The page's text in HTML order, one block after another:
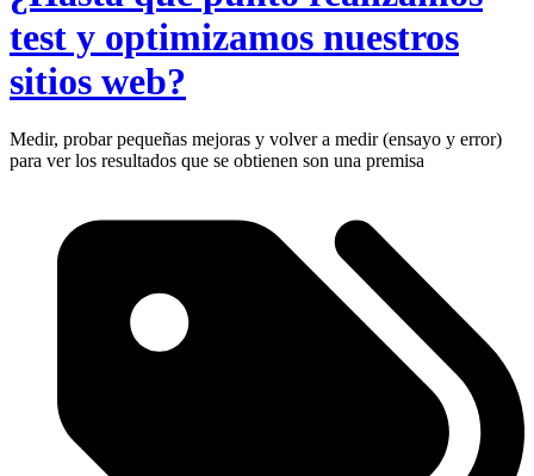
test y optimizamos nuestros
sitios web?
Medir, probar pequeñas mejoras y volver a medir (ensayo y error)
para ver los resultados que se obtienen son una premisa